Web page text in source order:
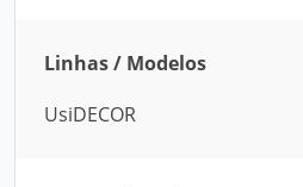
Linhas / Modelos
UsiDECOR